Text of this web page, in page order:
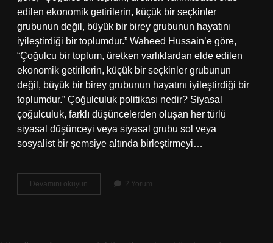
edilen ekonomik getirilerin, küçük bir seçkinler
grubunun değil, büyük bir birey grubunun hayatını
iyileştirdiği bir toplumdur.” Waheed Hussain’e göre,
“Çoğulcu bir toplum, üretken varlıklardan elde edilen
ekonomik getirilerin, küçük bir seçkinler grubunun
değil, büyük bir birey grubunun hayatını iyileştirdiği bir
toplumdur.” Çoğulculuk politikası nedir? Siyasal
çoğulculuk, farklı düşüncelerden oluşan her türlü
siyasal düşünceyi veya siyasal grubu sol veya
sosyalist bir şemsiye altında birleştirmeyi…
Devamını okuyun Çoğulcu
Devlet
2 Yorum